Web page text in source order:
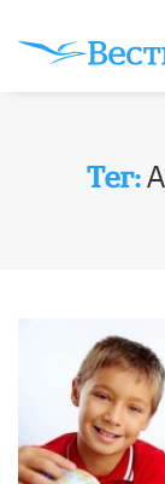
Тег: